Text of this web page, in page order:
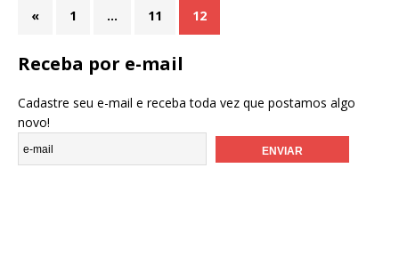
« 1 … 11 12
Receba por e-mail
Cadastre seu e-mail e receba toda vez que postamos algo
novo!